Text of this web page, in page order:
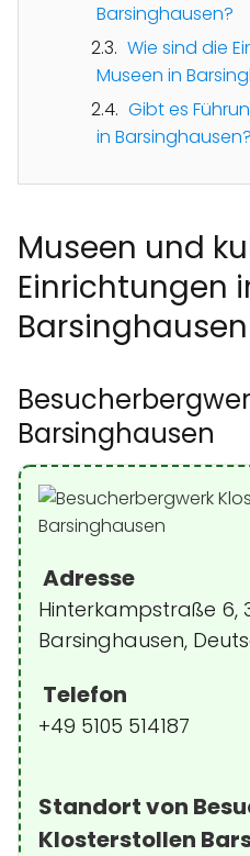
Barsinghausen?
Wie sind die
Museen in
Gibt es
in Barsinghausen?
Museen und
Einrichtungen
Barsinghausen
Barsinghausen
Adresse
Hinterkampstraße 6,
Barsinghausen,
Telefon
+49 5105 514187
Standort von
Klosterstollen